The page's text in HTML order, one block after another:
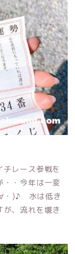
レース参戦を
・・今年は一変
∀・)♪ 水は低き
が、流れを堰き